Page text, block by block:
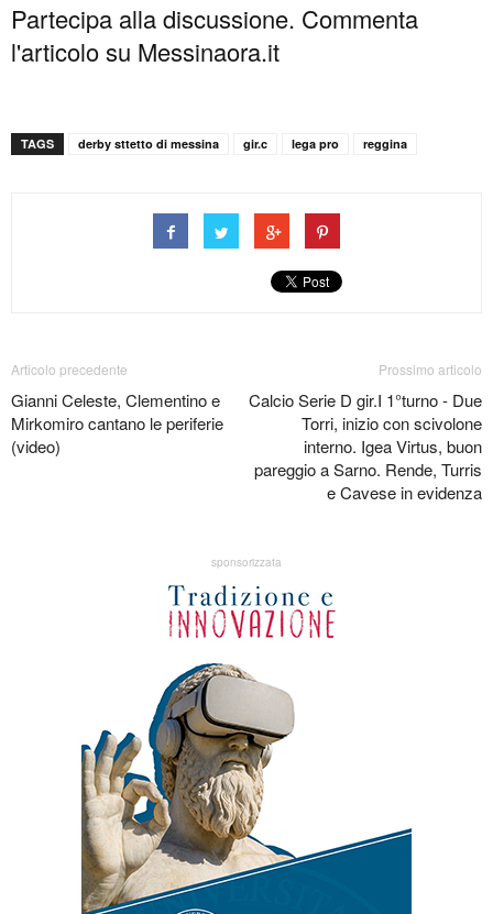
Partecipa alla discussione. Commenta
l'articolo su Messinaora.it
TAGS derby sttetto di messina gir.c lega pro reggina
Articolo precedente
Gianni Celeste, Clementino e
Mirkomiro cantano le periferie
(video)
Prossimo articolo
Calcio Serie D gir.I 1°turno - Due
Torri, inizio con scivolone
interno. Igea Virtus, buon
pareggio a Sarno. Rende, Turris
e Cavese in evidenza
sponsorizzata